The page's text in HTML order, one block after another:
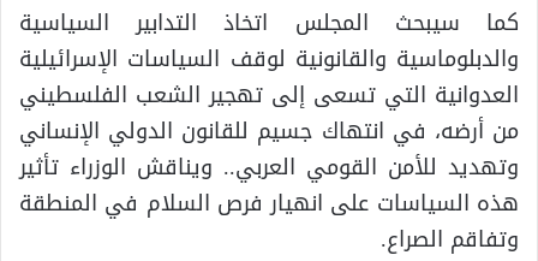
كما سيبحث المجلس اتخاذ التدابير السياسية
والدبلوماسية والقانونية لوقف السياسات الإسرائيلية
العدوانية التي تسعى إلى تهجير الشعب الفلسطيني
من أرضه، في انتهاك جسيم للقانون الدولي الإنساني
وتهديد للأمن القومي العربي.. ويناقش الوزراء تأثير
هذه السياسات على انهيار فرص السلام في المنطقة
وتفاقم الصراع.